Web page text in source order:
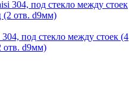
под стекло между стоек (4
отв. d9мм)